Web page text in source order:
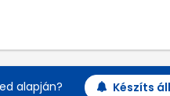
alapján? Készíts